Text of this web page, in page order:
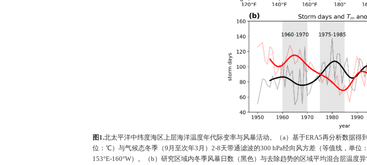
图 1.北太平洋中纬度海区上层海洋温度年代际变率与风暴活动。（a）基于ERA5再分析数据得
位：℃）与气候态冬季（9 月至次年3 月） 2-8天带通滤波的300 hPa经向风方差（等值线，单位：
153°E-160°W）。（b ）研究区域内冬季风暴日数（黑色）与去除趋势的区域平均混合层温度